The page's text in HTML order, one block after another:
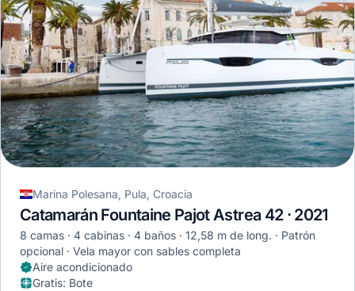
Marina Polesana, Pula, Croacia
Catamarán Fountaine Pajot Astrea 42 · 2021
8 camas 4 cabinas 4 baños 12,58 m de long.
Patrón
opcional
Vela mayor con sables completa
Aire acondicionado
Gratis: Bote